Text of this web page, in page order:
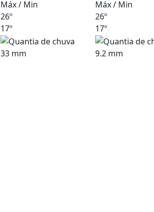
Máx / Min
26º
17º
33 mm
Máx / Min
26º
17º
9.2 mm